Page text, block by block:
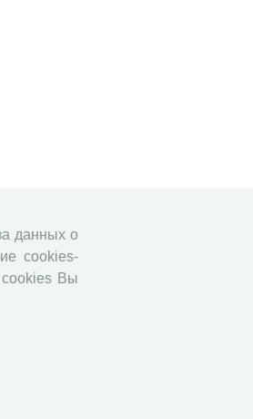
данных о
cookies-
cookies Вы